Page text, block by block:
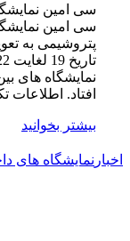
سی امین
سی امین
پتروشیمی به
نمایشگاه های
افتاد.
بیشتر بخوانید
اخبار نمایشگاه های